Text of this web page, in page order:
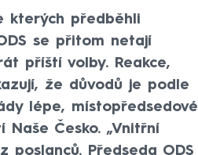
kterých předběhli
se přitom netají
příští volby. Reakce,
že důvodů je podle
lépe, místopředsedové
Česko. „Vnitřní
poslanců. Předseda ODS